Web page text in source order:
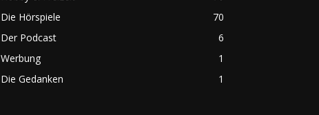
Die Hörspiele
70
Der Podcast
6
Werbung
1
Die Gedanken
1